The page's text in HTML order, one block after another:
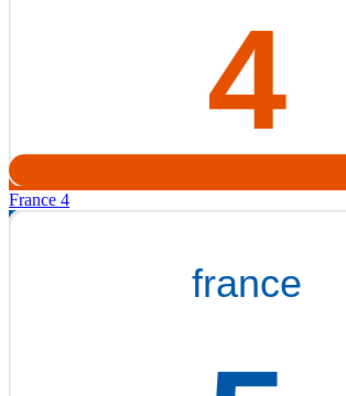
France 4